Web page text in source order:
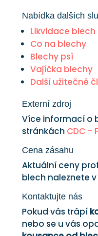
Nabídka dalších
Likvidace blech
Co na blechy
Blechy psí
Vajíčka blechy
Další užitečné
Externí zdroj
Více informací o
stránkách CDC –
Cena zásahu
Aktuální ceny
blech naleznete
Kontaktujte nás
Pokud vás trápí
nebo se u vás